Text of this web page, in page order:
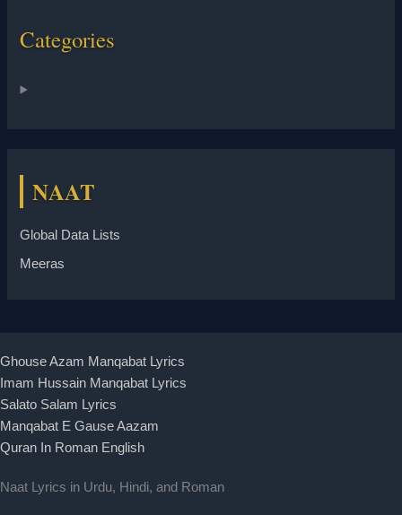
Categories
NAAT
Global Data Lists
Meeras
Ghouse Azam Manqabat Lyrics
Imam Hussain Manqabat Lyrics
Salato Salam Lyrics
Manqabat E Gause Aazam
Quran In Roman English
Naat Lyrics in Urdu, Hindi, and Roman